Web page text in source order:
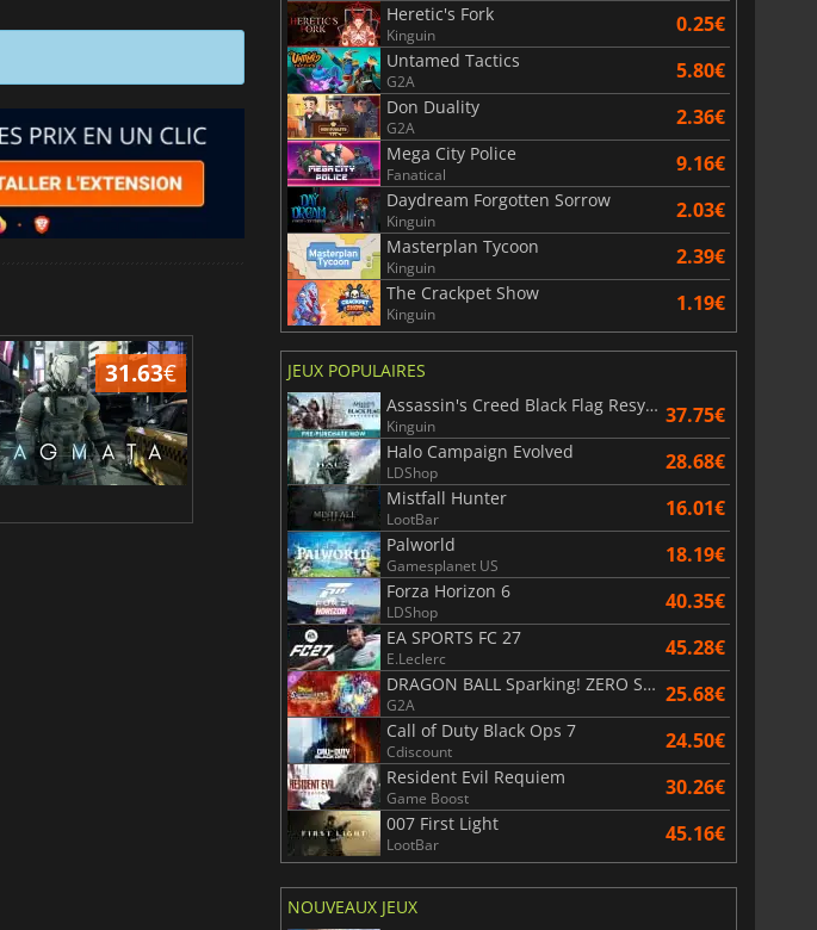
31.63€ 6.77
Total War WARHAMMER 3
Heretic's Fork
Kinguin 0.25€
Untamed Tactics
G2A 5.80€
Don Duality
G2A 2.36€
Mega City Police
Fanatical 9.16€
Daydream Forgotten Sorrow
Kinguin 2.03€
Masterplan Tycoon
Kinguin 2.39€
The Crackpet Show
Kinguin 1.19€
JEUX POPULAIRES
Assassin's Creed Black Flag Resynced
Kinguin 37.75€
Halo Campaign Evolved
LDShop 28.68€
Mistfall Hunter
LootBar 16.01€
Palworld
Gamesplanet US 18.19€
Forza Horizon 6
LDShop 40.35€
EA SPORTS FC 27
E.Leclerc 45.28€
DRAGON BALL Sparking! ZERO Super Limit Breaking NEO
G2A 25.68€
Call of Duty Black Ops 7
Cdiscount 24.50€
Resident Evil Requiem
Game Boost 30.26€
007 First Light
LootBar 45.16€
NOUVEAUX JEUX